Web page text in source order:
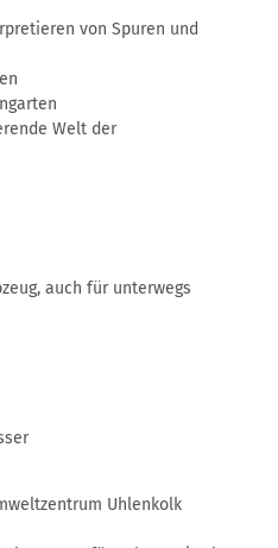
von Spuren und
Welt der
auch für unterwegs
Uhlenkolk